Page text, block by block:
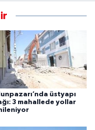
üstyapı
3 mahallede yollar